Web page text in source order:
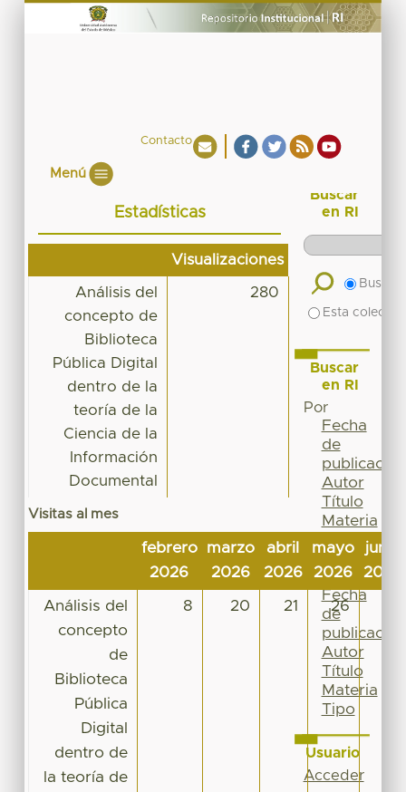
Contacto
Menú
Estadísticas
Visualizaciones
Análisis del
concepto de
Biblioteca
Pública Digital
dentro de la
teoría de la
Ciencia de la
Información
Documental
280
Visitas al mes
febrero
2026
marzo
2026
abril
2026
mayo
2026
junio
2026
Análisis del
concepto
de
Biblioteca
Pública
Digital
dentro de
la teoría de
8 20 21 26
Buscar
en RI
Buscar
Esta
Buscar
en RI
Por
Fecha
de
publicación
Autor
Título
Materia
Tipo
colección
Fecha
de
publicación
Autor
Título
Materia
Tipo
Usuario
Acceder